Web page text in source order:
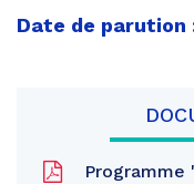
Date de parution